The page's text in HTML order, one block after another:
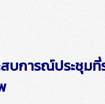
สบการณ์ประชุมที่